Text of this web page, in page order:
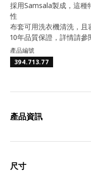
採用Samsala製成，這種
性
布套可用洗衣機清洗，
10年品質保證，詳情請參
產品編號
394.713.77
產品資訊
尺寸